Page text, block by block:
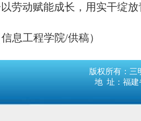
劳动赋能成长，用实干绽
信息工程学院/供稿）
版权所有：三
地 址：福建